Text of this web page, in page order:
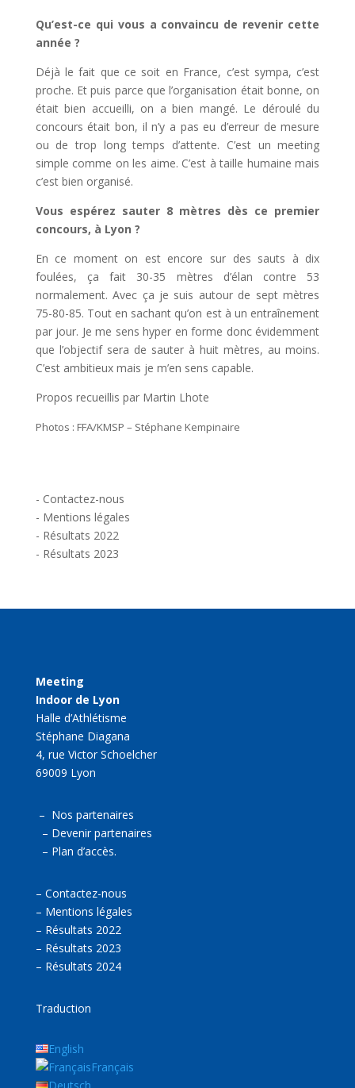
Qu’est-ce qui vous a convaincu de revenir cette
année ?
Déjà le fait que ce soit en France, c’est sympa, c’est
proche. Et puis parce que l’organisation était bonne, on
était bien accueilli, on a bien mangé. Le déroulé du
concours était bon, il n’y a pas eu d’erreur de mesure
ou de trop long temps d’attente. C’est un meeting
simple comme on les aime. C’est à taille humaine mais
c’est bien organisé.
Vous espérez sauter 8 mètres dès ce premier
concours, à Lyon ?
En ce moment on est encore sur des sauts à dix
foulées, ça fait 30-35 mètres d’élan contre 53
normalement. Avec ça je suis autour de sept mètres
75-80-85. Tout en sachant qu’on est à un entraînement
par jour. Je me sens hyper en forme donc évidemment
que l’objectif sera de sauter à huit mètres, au moins.
C’est ambitieux mais je m’en sens capable.
Propos recueillis par Martin Lhote
Photos : FFA/KMSP – Stéphane Kempinaire
- Contactez-nous
- Mentions légales
- Résultats 2022
- Résultats 2023
Meeting
Indoor de Lyon
Halle d’Athlétisme
Stéphane Diagana
4, rue Victor Schoelcher
69009 Lyon
– Nos partenaires
– Devenir partenaires
– Plan d’accès.
– Contactez-nous
– Mentions légales
– Résultats 2022
– Résultats 2023
– Résultats 2024
Traduction
English
Français